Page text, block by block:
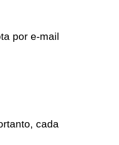
por e-mail
cada